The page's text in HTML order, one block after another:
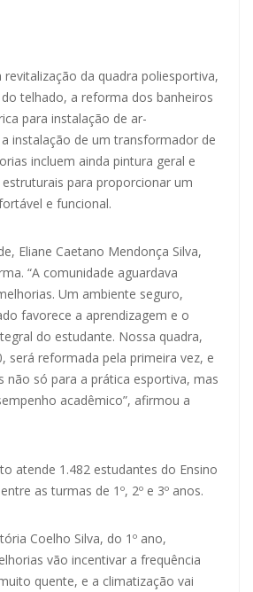
da quadra poliesportiva,
telhado, a reforma dos banheiros
para instalação de ar-
instalação de um transformador de
incluem ainda pintura geral e
para proporcionar um
e funcional.
Eliane Caetano Mendonça Silva,
“A comunidade aguardava
Um ambiente seguro,
favorece a aprendizagem e o
do estudante. Nossa quadra,
será reformada pela primeira vez, e
não só para a prática esportiva, mas
acadêmico”, afirmou a
atende 1.482 estudantes do Ensino
as turmas de 1º, 2º e 3º anos.
Coelho Silva, do 1º ano,
vão incentivar a frequência
quente, e a climatização vai